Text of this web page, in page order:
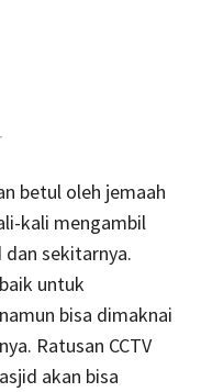
betul oleh jemaah
kali mengambil
sekitarnya.
untuk
bisa dimaknai
Ratusan CCTV
akan bisa